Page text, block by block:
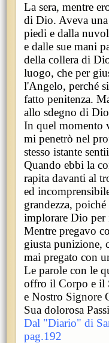
La sera, mentre
di Dio. Aveva
piedi e dalla
e dalle sue mani
della collera di
luogo, che per
l'Angelo, perché
fatto penitenza.
allo sdegno di
In quel momento
mi penetrò nel
stesso istante
Quando ebbi la
rapita davanti al
ed
grandezza,
implorare Dio per
Mentre pregavo
giusta punizione,
mai pregato con
Le parole con le
offro il Corpo e il
e Nostro Signore
Sua dolorosa
Dal "Diario" di
pag.192